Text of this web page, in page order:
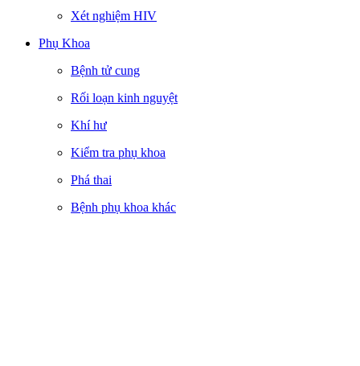
Xét nghiệm HIV
Phụ Khoa
Bệnh tử cung
Rối loạn kinh nguyệt
Khí hư
Kiểm tra phụ khoa
Phá thai
Bệnh phụ khoa khác